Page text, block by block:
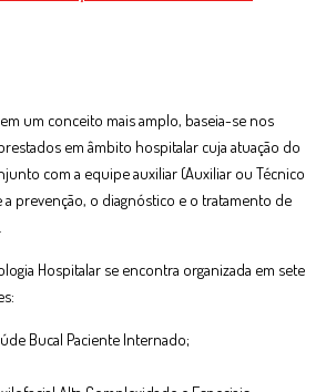
um conceito mais amplo, baseia-se nos
em âmbito hospitalar cuja atuação do
com a equipe auxiliar (Auxiliar ou Técnico
a prevenção, o diagnóstico e o tratamento de
Hospitalar se encontra organizada em sete
Bucal Paciente Internado;